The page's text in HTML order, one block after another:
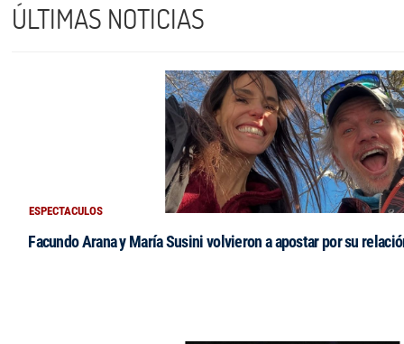
ÚLTIMAS NOTICIAS
ESPECTACULOS
Facundo Arana y María Susini volvieron a apostar por su